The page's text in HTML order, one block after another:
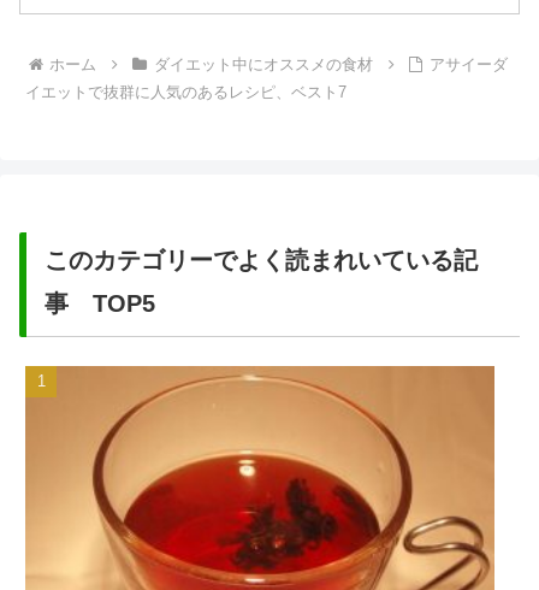
ホーム ダイエット中にオススメの食材
アサイーダ
イエットで抜群に人気のあるレシピ、ベスト7
このカテゴリーでよく読まれいている記
事 TOP5